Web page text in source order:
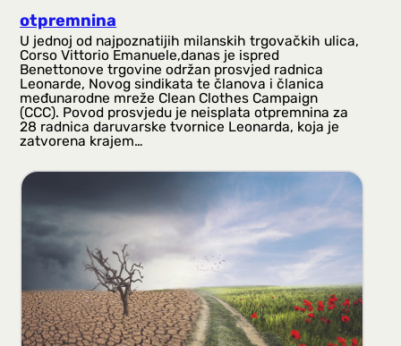
otpremnina
U jednoj od najpoznatijih milanskih trgovačkih ulica,
Corso Vittorio Emanuele,danas je ispred
Benettonove trgovine održan prosvjed radnica
Leonarde, Novog sindikata te članova i članica
međunarodne mreže Clean Clothes Campaign
(CCC). Povod prosvjedu je neisplata otpremnina za
28 radnica daruvarske tvornice Leonarda, koja je
zatvorena krajem…